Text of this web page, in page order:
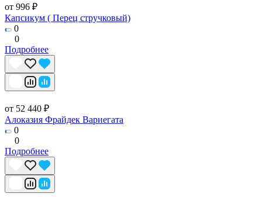
от 996 ₽
Капсикум ( Перец стручковый)
0
0
Подробнее
от 52 440 ₽
Алоказия Фрайдек Вариегата
0
0
Подробнее